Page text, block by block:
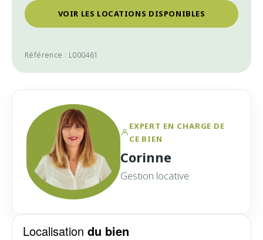
VOIR LES LOCATIONS DISPONIBLES
Référence : L000461
Localisation du bien
EXPERT EN CHARGE DE
CE BIEN
Corinne
Gestion locative